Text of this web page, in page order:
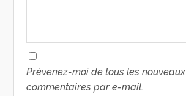
Prévenez-moi de tous les nouveaux
commentaires par e-mail.